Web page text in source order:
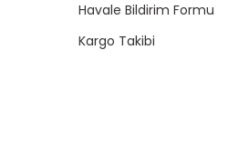
Havale Bildirim Formu
Kargo Takibi